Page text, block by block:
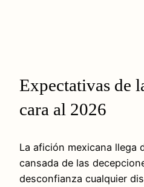
Expectativas de
cara al 2026
La afición mexicana llega
cansada de las
desconfianza cualquier